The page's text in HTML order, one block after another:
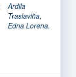
Ardila
Traslaviña,
Edna Lorena.